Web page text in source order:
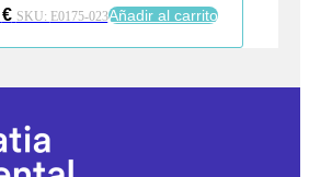
€ SKU: E0175-023Añadir al carrito